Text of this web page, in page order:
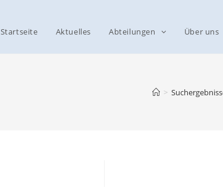
Startseite Aktuelles Abteilungen Über uns
>